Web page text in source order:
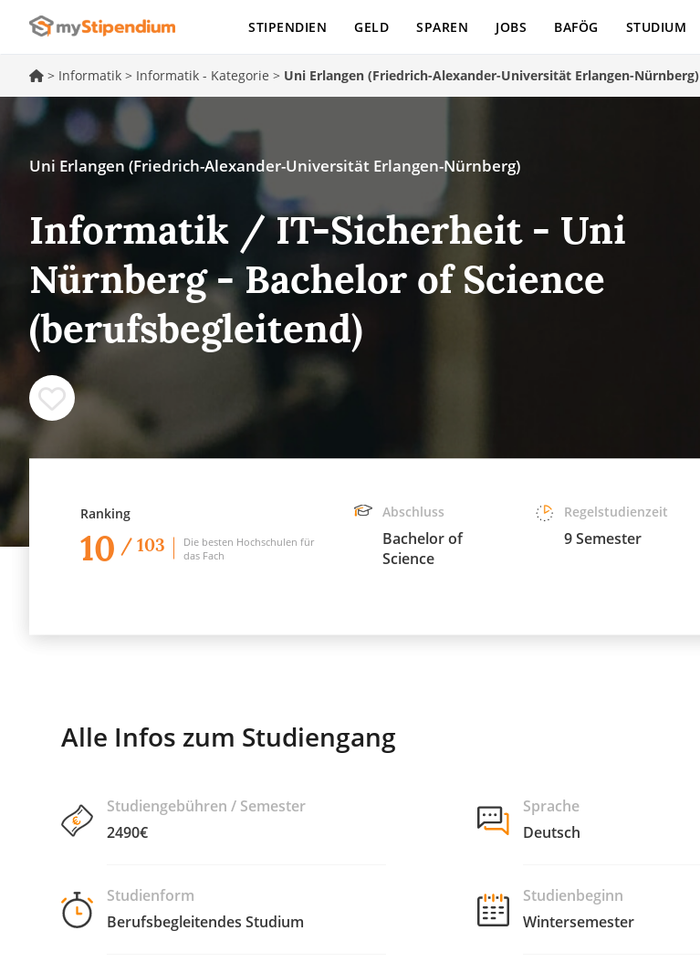
STIPENDIEN GELD SPAREN JOBS BAFÖG STUDIUM
> Informatik > Informatik - Kategorie > Uni Erlangen (Friedrich-Alexander-Universität Erlangen-Nürnberg)
Uni Erlangen (Friedrich-Alexander-Universität Erlangen-Nürnberg)
Informatik / IT-Sicherheit - Uni
Nürnberg - Bachelor of Science
(berufsbegleitend)
Ranking
10 / 103
Die besten Hochschulen für
das Fach
Abschluss
Bachelor of
Science
Regelstudienzeit
9 Semester
Alle Infos zum Studiengang
Studiengebühren / Semester
2490€
Studienform
Berufsbegleitendes Studium
Sprache
Deutsch
Studienbeginn
Wintersemester